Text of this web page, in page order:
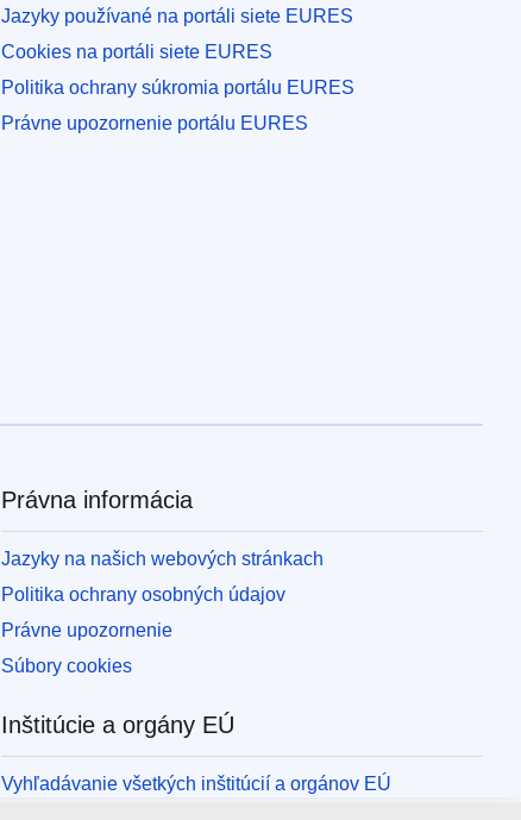
Jazyky používané na portáli siete EURES
Cookies na portáli siete EURES
Politika ochrany súkromia portálu EURES
Právne upozornenie portálu EURES
Právna informácia
Jazyky na našich webových stránkach
Politika ochrany osobných údajov
Právne upozornenie
Súbory cookies
Inštitúcie a orgány EÚ
Vyhľadávanie všetkých inštitúcií a orgánov EÚ